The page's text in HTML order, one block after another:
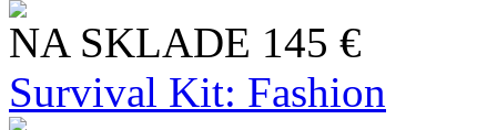
NA SKLADE 145 €
Survival Kit: Fashion